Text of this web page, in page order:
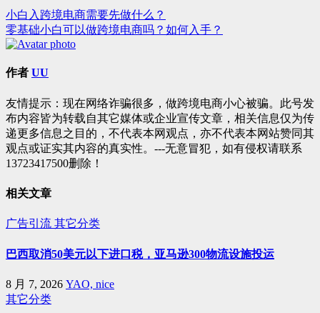
文
章
导
小白入跨境电商需要先做什么？
零基础小白可以做跨境电商吗？如何入手？
作者 UU
友情提示：现在网络诈骗很多，做跨境电商小心被骗。此号发
布内容皆为转载自其它媒体或企业宣传文章，相关信息仅为传
递更多信息之目的，不代表本网观点，亦不代表本网站赞同其
观点或证实其内容的真实性。---无意冒犯，如有侵权请联系
13723417500删除！
相关文章
广告引流 其它分类
巴西取消50美元以下进口税，亚马逊300物流设施投运
8 月 7, 2026 YAO, nice
其它分类